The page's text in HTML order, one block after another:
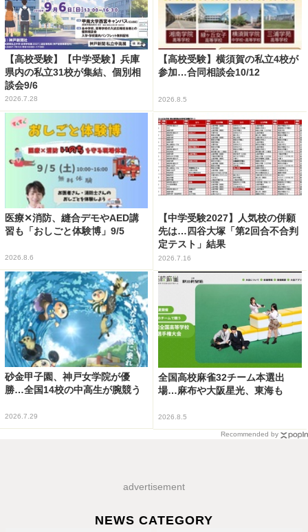
【高校受験】【中学受験】兵庫
県内の私立31校が集結、個別相
談会9/6
2026.7.28
【高校受験】横須賀の私立4校が
参加…合同相談会10/12
2026.8.5
医療✕消防、縫合デモやAED講
習も「おしごと体験博」9/5
2026.8.6
【中学受験2027】人気校の併願
先は…四谷大塚「第2回合不合判
定テスト」結果
2026.7.16
砂金甲子園、神戸女学院が優
勝…全国14校の中高生が腕競う
2026.7.29
全国高校麻雀32チーム本選出
場…麻布や大阪星光、東海も
2026.8.5
Recommended by
advertisement
NEWS CATEGORY